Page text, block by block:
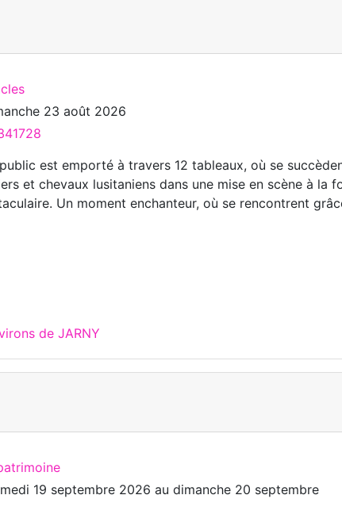
23 août 2026
est emporté à travers 12 tableaux, où se
et chevaux lusitaniens dans une mise en scène à la
Un moment enchanteur, où se rencontrent
de JARNY
19 septembre 2026 audimanche 20 septembre